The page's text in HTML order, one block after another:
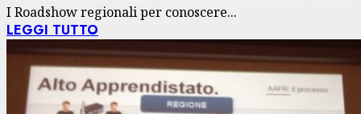
I Roadshow regionali per conoscere...
LEGGI TUTTO